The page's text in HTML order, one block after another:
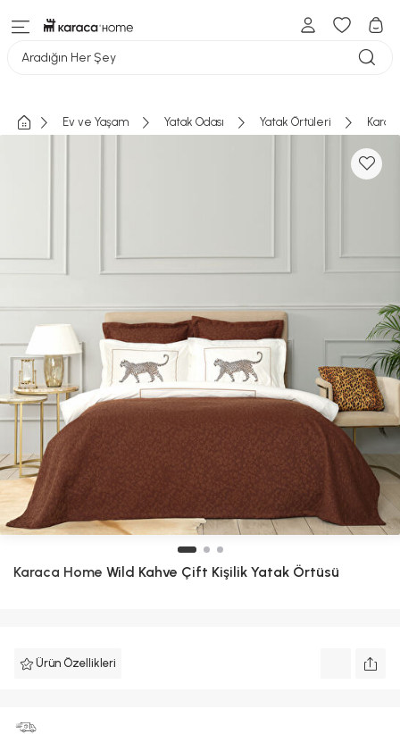
Aradığın Her Şey
Ev ve Yaşam Yatak Odası Yatak Örtüleri
Karaca Home Wild Kahve Çift Kişilik Yatak Örtüsü
Ürün Özellikleri